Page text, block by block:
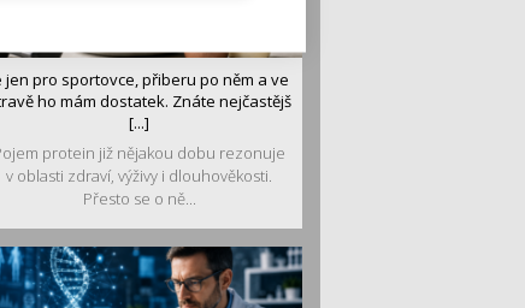
jen pro sportovce, přiberu po něm a ve
ho mám dostatek. Znáte nejčastějš
[...]
protein již nějakou dobu rezonuje
v oblasti zdraví, výživy i dlouhověkosti.
Přesto se o ně...